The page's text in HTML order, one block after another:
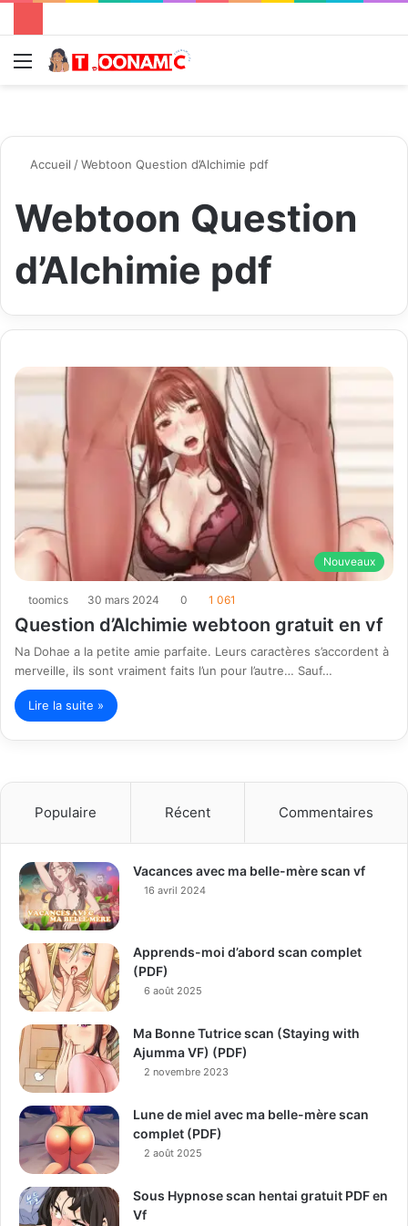
Menu
Accueil /Webtoon Question d’Alchimie pdf
Webtoon Question
d’Alchimie pdf
Nouveaux
toomics 30 mars 2024 0 1 061
Question d’Alchimie webtoon gratuit en vf
Na Dohae a la petite amie parfaite. Leurs caractères s’accordent à
merveille, ils sont vraiment faits l’un pour l’autre… Sauf…
Lire la suite »
Populaire Récent Commentaires
Vacances avec ma belle-mère scan vf
16 avril 2024
Apprends-moi d’abord scan complet
(PDF)
6 août 2025
Ma Bonne Tutrice scan (Staying with
Ajumma VF) (PDF)
2 novembre 2023
Lune de miel avec ma belle-mère scan
complet (PDF)
2 août 2025
Sous Hypnose scan hentai gratuit PDF en
Vf